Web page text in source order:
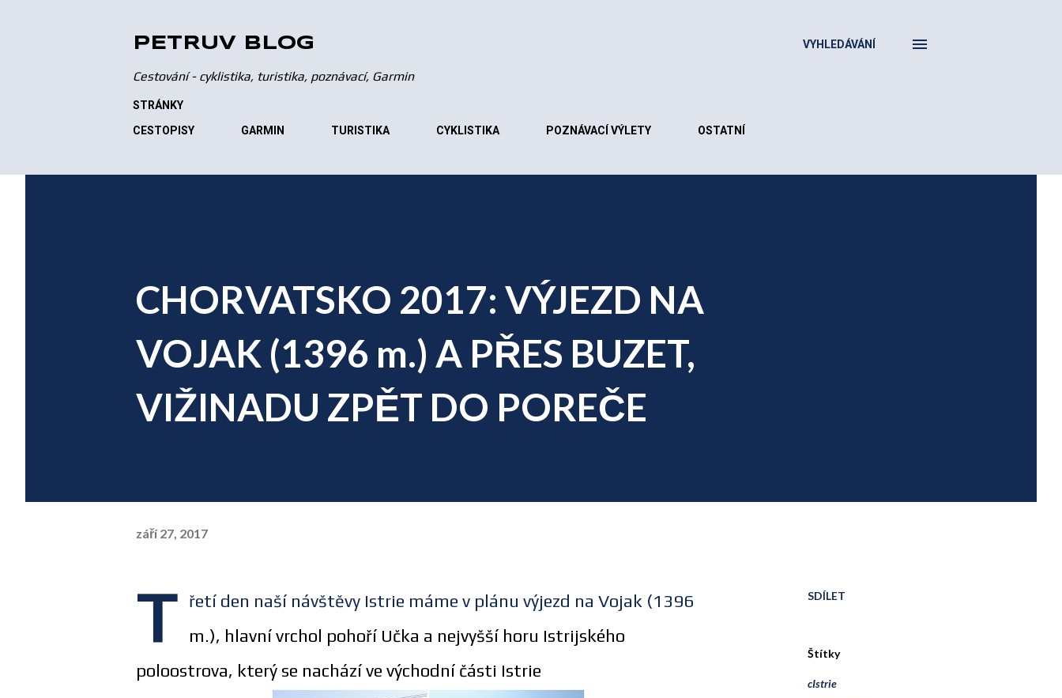
PETRŮV BLOG
Cestování - cyklistika, turistika, poznávací, Garmin
VYHLEDÁVÁNÍ
STRÁNKY
CESTOPISY
GARMIN TURISTIKA CYKLISTIKA POZNÁVACÍ VÝLETY OSTATNÍ
CHORVATSKO 2017: VÝJEZD NA
VOJAK (1396 m.) A PŘES BUZET,
VIŽINADU ZPĚT DO POREČE
září 27, 2017
T
řetí den naší návštěvy Istrie máme v plánu výjezd na Vojak (1396
m.), hlavní vrchol pohoří Učka a nejvyšší horu Istrijského
poloostrova, který se nachází ve východní části Istrie
SDÍLET
Štítky
cIstrie